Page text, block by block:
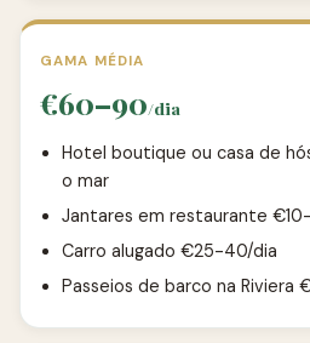
GAMA MÉDIA
€60–90/dia
Hotel boutique ou casa de
o mar
Jantares em restaurante
Carro alugado €25-40/dia
Passeios de barco na Riviera